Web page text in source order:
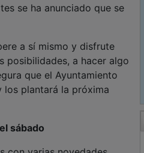
se ha anunciado que se
a sí mismo y disfrute
posibilidades, a hacer algo
que el Ayuntamiento
los plantará la próxima
sábado